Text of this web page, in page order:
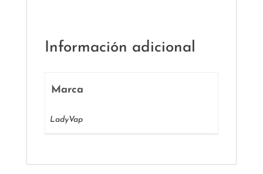
Información adicional
Marca
LadyVap